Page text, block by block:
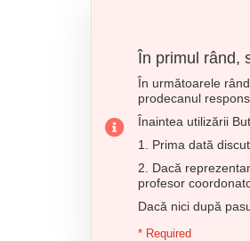
În primul rând,
În următoarele
prodecanul
Înaintea utilizării
1. Prima dată
2. Dacă
profesor
Dacă nici după
* Required